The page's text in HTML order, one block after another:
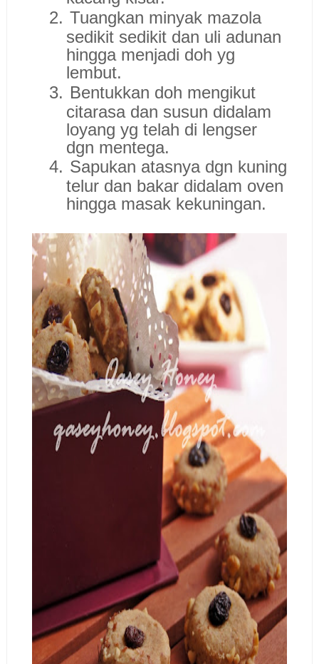
2. Tuangkan minyak mazola
sedikit sedikit dan uli adunan
hingga menjadi doh yg
lembut.
3. Bentukkan doh mengikut
citarasa dan susun didalam
loyang yg telah di lengser
dgn mentega.
4. Sapukan atasnya dgn kuning
telur dan bakar didalam oven
hingga masak kekuningan.